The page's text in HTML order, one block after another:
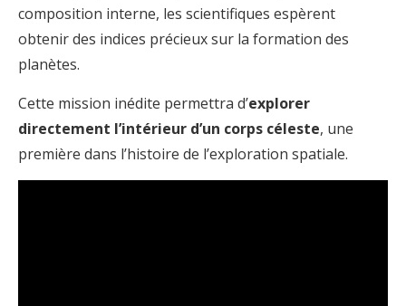
composition interne, les scientifiques espèrent
obtenir des indices précieux sur la formation des
planètes.
Cette mission inédite permettra d’explorer
directement l’intérieur d’un corps céleste, une
première dans l’histoire de l’exploration spatiale.